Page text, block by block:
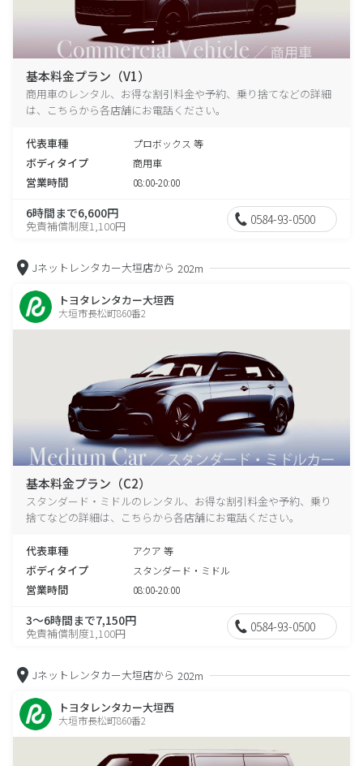
基本料金プラン（V1）
商用車のレンタル、お得な割引料金や予約、乗り捨てなどの詳細
は、こちらから各店舗にお電話ください。
代表車種 プロボックス 等
ボディタイプ 商用車
営業時間 08:00-20:00
6時間まで6,600円
免責補償制度1,100円 0584-93-0500
Jネットレンタカー大垣店から 202m
トヨタレンタカー大垣西
大垣市長松町860番2
基本料金プラン（C2）
スタンダード・ミドルのレンタル、お得な割引料金や予約、乗り
捨てなどの詳細は、こちらから各店舗にお電話ください。
代表車種 アクア 等
ボディタイプ スタンダード・ミドル
営業時間 08:00-20:00
3～6時間まで7,150円
免責補償制度1,100円 0584-93-0500
Jネットレンタカー大垣店から 202m
トヨタレンタカー大垣西
大垣市長松町860番2